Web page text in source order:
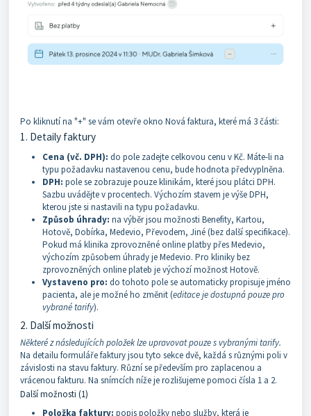
Po kliknutí na "+" se vám otevře okno Nová faktura, které má 3 části:
1. Detaily faktury
Cena (vč. DPH): do pole zadejte celkovou cenu v Kč. Máte-li na
typu požadavku nastavenou cenu, bude hodnota předvyplněna.
DPH: pole se zobrazuje pouze klinikám, které jsou plátci DPH.
Sazbu uvádějte v procentech. Výchozím stavem je výše DPH,
kterou jste si nastavili na typu požadavku.
Způsob úhrady: na výběr jsou možnosti Benefity, Kartou,
Hotově, Dobírka, Medevio, Převodem, Jiné (bez další specifikace).
Pokud má klinika zprovozněné online platby přes Medevio,
výchozím způsobem úhrady je Medevio. Pro kliniky bez
zprovozněných online plateb je výchozí možnost Hotově.
Vystaveno pro: do tohoto pole se automaticky propisuje jméno
pacienta, ale je možné ho změnit (editace je dostupná pouze pro
vybrané tarify).
2. Další možnosti
Některé z následujících položek lze upravovat pouze s vybranými tarify.
Na detailu formuláře faktury jsou tyto sekce dvě, každá s různými poli v
závislosti na stavu faktury. Různí se především pro zaplacenou a
vrácenou fakturu. Na snímcích níže je rozlišujeme pomoci čísla 1 a 2.
Další možnosti (1)
Položka faktury: popis položky nebo služby, která je